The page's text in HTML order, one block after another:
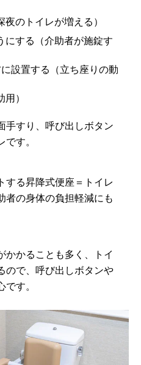
のトイレが増える）
にする（介助者が施錠す
設置する（立ち座りの動
）
手すり、呼び出しボタン
です。
する昇降式便座＝トイレ
者の身体の負担軽減にも
かかることも多く、トイ
ので、呼び出しボタンや
す。